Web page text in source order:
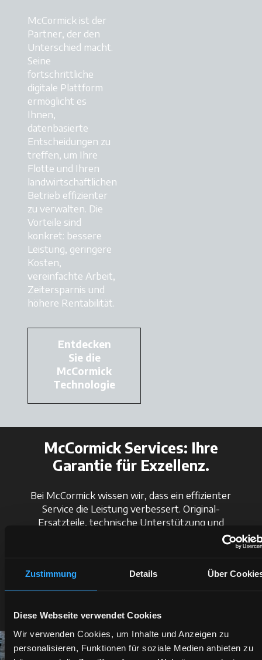
Zustimmung Details Über
Diese Webseite verwendet Cookies
Wir verwenden Cookies, um Inhalte und Anzeigen zu
personalisieren, Funktionen für soziale Medien anbieten zu
McCormick ist der
Partner, der den
Unterschied macht.
Seine
fortschrittliche
digitale Plattform
ermöglicht es
Ihnen,
datenbasierte
Entscheidungen zu
treffen, um Ihre
Flotte und Ihren
landwirtschaftlichen
Betrieb effizienter
zu verwalten. Die
Vorteile sind
konkret: bessere
Leistung, geringere
Kosten,
vereinfachte Arbeit,
Zeitersparnis und
höhere Rentabilität.
Entdecken
Sie die
McCormick
Technologie
McCormick Services: Ihre
Garantie für Exzellenz.
Bei McCormick wissen wir, dass ein effizienter
Service die Leistung verbessert. Original-
Ersatzteile, technische Unterstützung und
McCormick und betreten Sie eine Welt aus
Technologie, Innovation und Leidenschaft. Ihr